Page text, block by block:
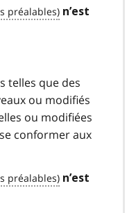
n’est
telles que des
ou modifiés
ou modifiées
conformer aux
n’est